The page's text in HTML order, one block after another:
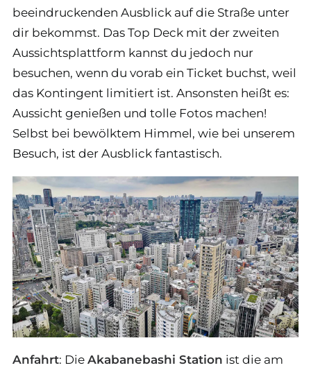
beeindruckenden Ausblick auf die Straße unter
dir bekommst. Das Top Deck mit der zweiten
Aussichtsplattform kannst du jedoch nur
besuchen, wenn du vorab ein Ticket buchst, weil
das Kontingent limitiert ist. Ansonsten heißt es:
Aussicht genießen und tolle Fotos machen!
Selbst bei bewölktem Himmel, wie bei unserem
Besuch, ist der Ausblick fantastisch.
Anfahrt: Die Akabanebashi Station ist die am